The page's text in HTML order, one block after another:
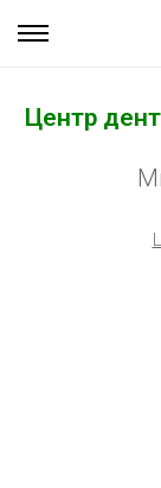
Центр